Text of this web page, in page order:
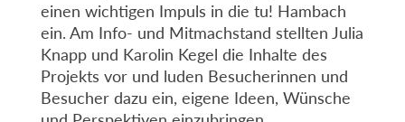
einen wichtigen Impuls in die tu! Hambach
ein. Am Info- und Mitmachstand stellten Julia
Knapp und Karolin Kegel die Inhalte des
Projekts vor und luden Besucherinnen und
Besucher dazu ein, eigene Ideen, Wünsche